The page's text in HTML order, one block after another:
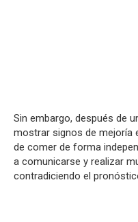
Sin embargo, después de
mostrar signos de mejoría
de comer de forma
a comunicarse y realizar
contradiciendo el